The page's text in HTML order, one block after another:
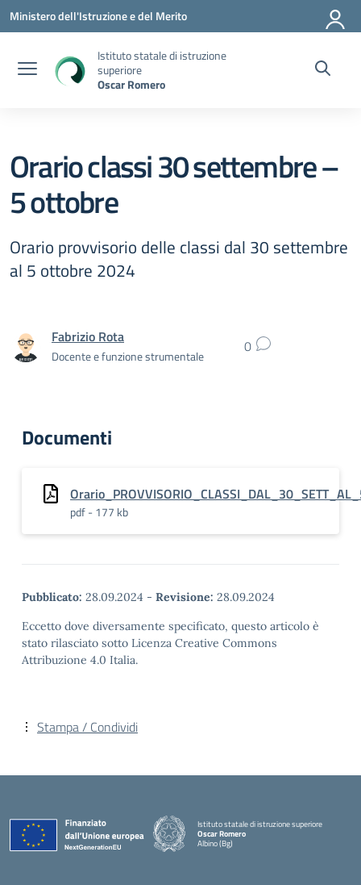
Vai ai contenuti
Vai al menu di navigazione
Vai al footer
Ministero dell'Istruzione e del Merito
Istituto statale di istruzione
superiore
Oscar Romero
Orario classi 30 settembre –
5 ottobre
Orario provvisorio delle classi dal 30 settembre
al 5 ottobre 2024
Fabrizio Rota
Docente e funzione strumentale 0
Documenti
pdf - 177 kb
Pubblicato: 28.09.2024 - Revisione: 28.09.2024
Eccetto dove diversamente specificato, questo articolo è
stato rilasciato sotto Licenza Creative Commons
Attribuzione 4.0 Italia.
Stampa / Condividi
Istituto statale di istruzione superiore
Oscar Romero
Albino (Bg)